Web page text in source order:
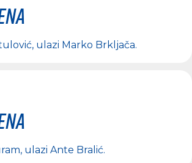
, ulazi Marko Brkljača.
, ulazi Ante Bralić.